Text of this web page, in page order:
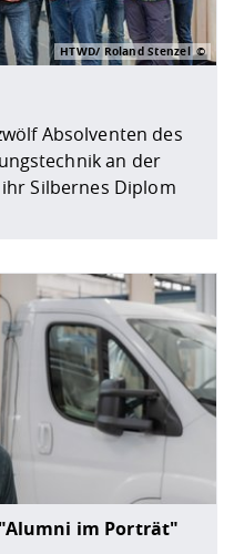
Absolventen des
an der
Silbernes Diplom
HTWD/ Roland Stenzel
im Porträt"